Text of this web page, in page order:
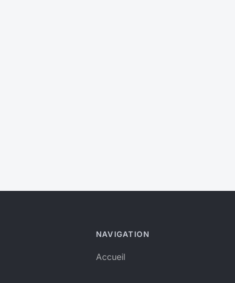
NAVIGATION
Accueil